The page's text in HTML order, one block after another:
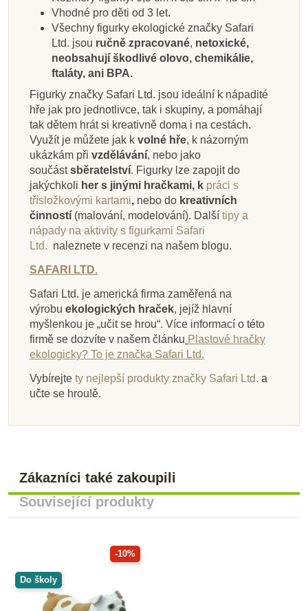
Zobrazit detail
Zobrazit detail
Přidat do košíku
Přidat do košíku
Vhodné pro děti od 3 let.
Všechny figurky ekologické značky Safari
Ltd. jsou ručně zpracované, netoxické,
neobsahují škodlivé olovo, chemikálie,
ftaláty, ani BPA.
Figurky značky Safari Ltd. jsou ideální k nápadité
hře jak pro jednotlivce, tak i skupiny, a pomáhají
tak dětem hrát si kreativně doma i na cestách.
Využít je můžete jak k volné hře, k názorným
ukázkám při vzdělávání, nebo jako
součástsběratelství. Figurky lze zapojit do
jakýchkoli her s jinými hračkami, k práci s
třísložkovými kartami, nebo do kreativních
činností (malování, modelování). Další tipy a
nápady na aktivity s figurkami Safari
Ltd. naleznete v recenzi na našem blogu.
SAFARI LTD.
Safari Ltd. je americká firma zaměřená na
výrobu ekologických hraček, jejíž hlavní
myšlenkou je „učit se hrou“. Více informací o této
firmě se dozvíte v našem článku Plastové hračky
ekologicky? To je značka Safari Ltd.
Vybírejte ty nejlepší produkty značky Safari Ltd. a
učte se hrou!ě.
Zákazníci také zakoupili
Související produkty
-10%
Do školy